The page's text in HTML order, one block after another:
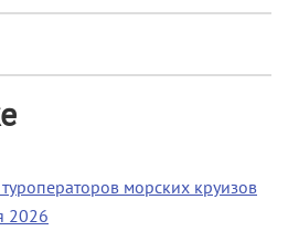
туроператоров морских круизов
2026